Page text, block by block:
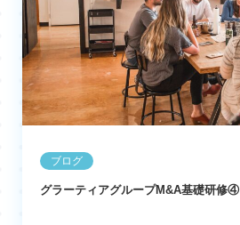
ブログ
グラーティアグループM&A基礎研修④